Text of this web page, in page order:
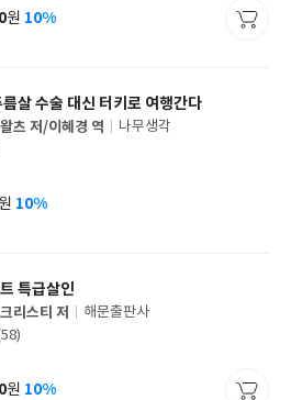
원 10%
름살 수술 대신 터키로 여행간다
츠 저/이혜경 역
나무생각
원 10%
특급살인
리스티 저
해문출판사
원 10%